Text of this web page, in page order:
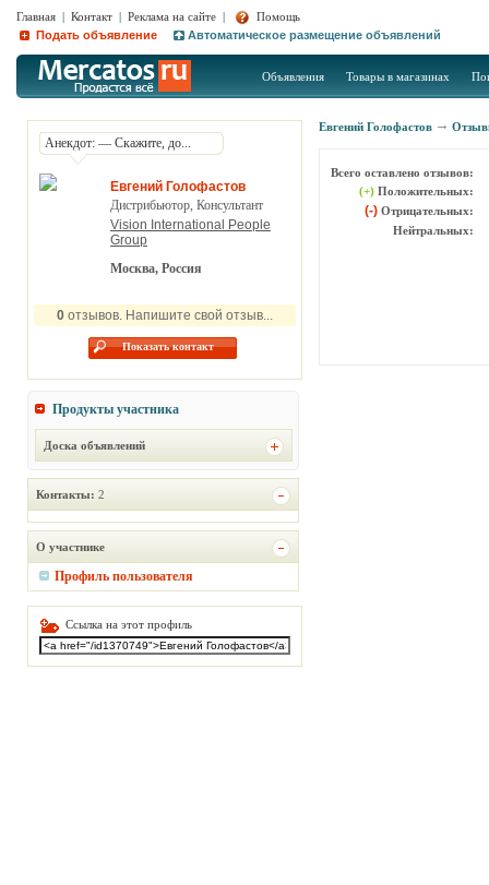
Главная | Контакт | Реклама на сайте |
Помощь
Подать объявление
Автоматическое размещение объявлений
Объявления Товары в магазинах
Анекдот: — Скажите, до...
Евгений Голофастов
Дистрибьютор, Консультант
Vision International People
Group
Москва, Россия
0 отзывов. Напишите свой отзыв...
Показать контакт
Продукты участника
Доска объявлений
Контакты: 2
О участнике
Профиль пользователя
Ссылка на этот профиль
Евгений Голофастов
Всего оставлено отзывов:
(+) Положительных:
(-) Отрицательных:
Нейтральных: